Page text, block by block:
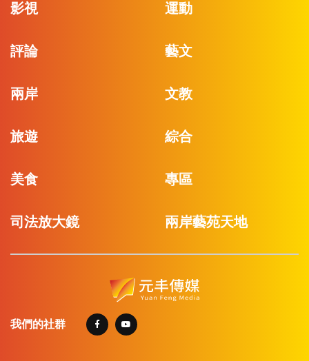
影視 運動
評論 藝文
兩岸 文教
旅遊 綜合
美食 專區
司法放大鏡 兩岸藝苑天地
我們的社群